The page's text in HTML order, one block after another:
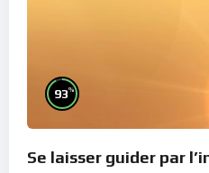
93%
Se laisser guider par